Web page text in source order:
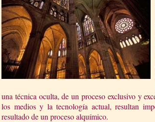
una técnica oculta, de un proceso exclusivo y
los medios y la tecnología actual, resultan
resultado de un proceso alquímico.